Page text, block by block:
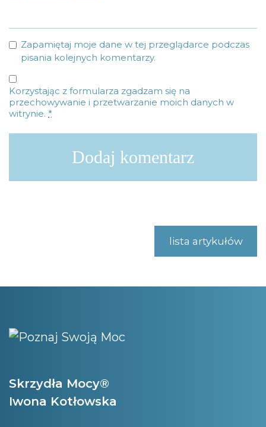
Zapamiętaj moje dane w tej przeglądarce podczas
pisania kolejnych komentarzy.
Korzystając z formularza zgadzam się na
przechowywanie i przetwarzanie moich danych w
witrynie. *
lista artykułów
Skrzydła Mocy®
Iwona Kotłowska